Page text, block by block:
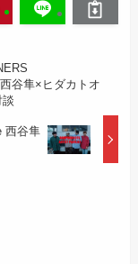
谷隼×ヒダカトオ
西谷隼